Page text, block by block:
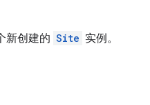
新创建的 Site 实例。